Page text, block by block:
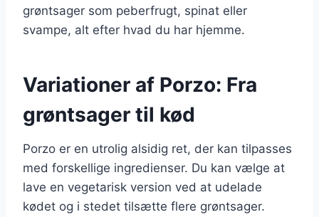
grøntsager som peberfrugt, spinat eller
svampe, alt efter hvad du har hjemme.
Variationer af Porzo: Fra
grøntsager til kød
Porzo er en utrolig alsidig ret, der kan tilpasses
med forskellige ingredienser. Du kan vælge at
lave en vegetarisk version ved at udelade
kødet og i stedet tilsætte flere grøntsager.